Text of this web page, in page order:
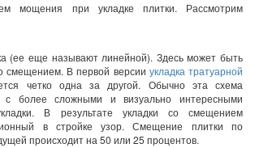
мощения при укладке плитки. Рассмотрим
(ее еще называют линейной). Здесь может быть
смещением. В первой версии укладка тратуарной
четко одна за другой. Обычно эта схема
с более сложными и визуально интересными
В результате укладки со смещением
в стройке узор. Смещение плитки по
происходит на 50 или 25 процентов.